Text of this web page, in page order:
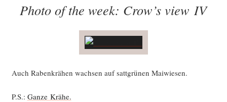
Photo of the week: Crow’s view IV
Auch Raben­krä­hen wach­sen auf satt­grü­nen Maiwiesen.
P.S.: Gan­ze Krähe.